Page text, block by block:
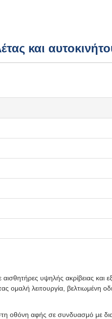
και
υψηλής ακρίβειας και
ομαλή λειτουργία, βελτιωμένη
οθόνη αφής σε συνδυασμό με